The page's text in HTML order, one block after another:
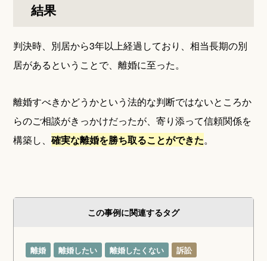
結果
判決時、別居から3年以上経過しており、相当長期の別
居があるということで、離婚に至った。
離婚すべきかどうかという法的な判断ではないところか
らのご相談がきっかけだったが、寄り添って信頼関係を
構築し、確実な離婚を勝ち取ることができた。
この事例に関連するタグ
離婚 離婚したい 離婚したくない 訴訟